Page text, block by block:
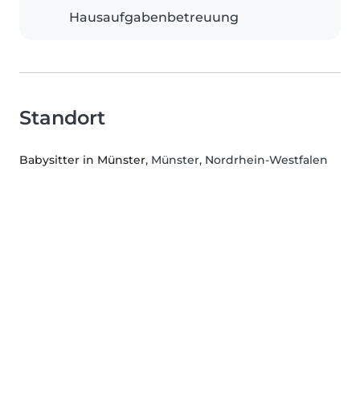
Hausaufgabenbetreuung
Standort
Babysitter in Münster, Münster, Nordrhein-Westfalen